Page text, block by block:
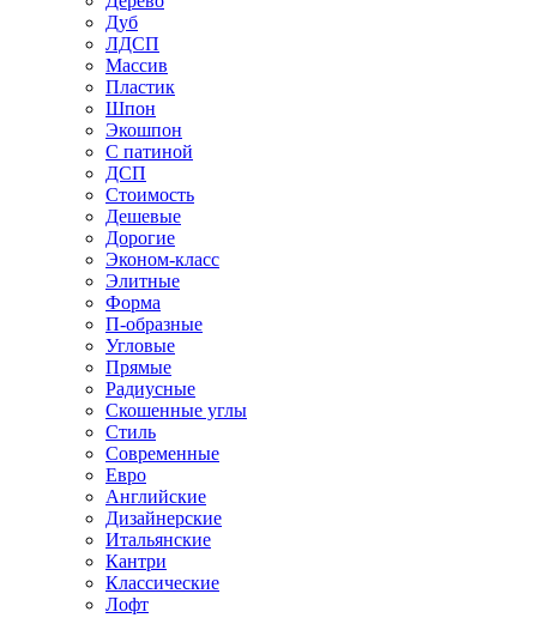
Дуб
ЛДСП
Массив
Пластик
Шпон
Экошпон
С патиной
ДСП
Стоимость
Дешевые
Дорогие
Эконом-класс
Элитные
Форма
П-образные
Угловые
Прямые
Радиусные
Скошенные углы
Стиль
Современные
Евро
Английские
Дизайнерские
Итальянские
Кантри
Классические
Лофт